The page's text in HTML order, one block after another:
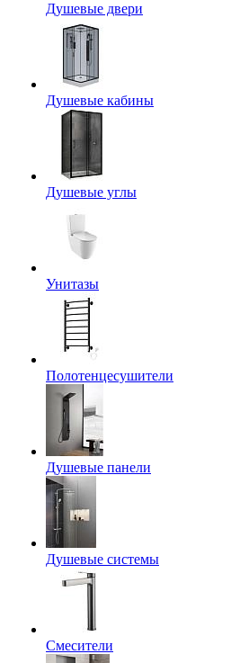
Душевые двери
Душевые кабины
Душевые углы
Унитазы
Полотенцесушители
Душевые панели
Душевые системы
Смесители